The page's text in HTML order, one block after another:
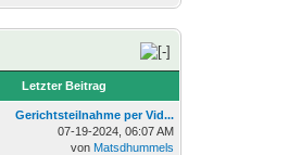
Letzter Beitrag
Gerichtsteilnahme per Vid...
07-19-2024, 06:07 AM
von Matsdhummels